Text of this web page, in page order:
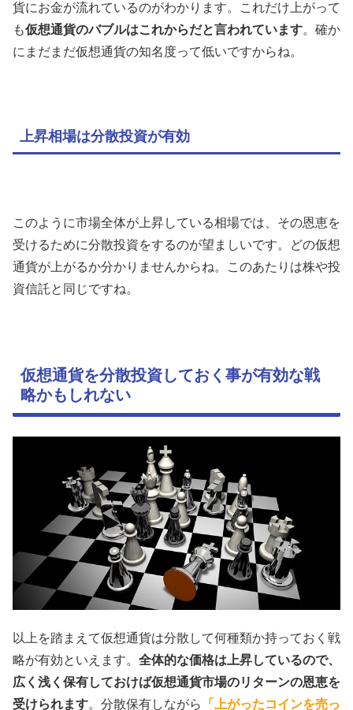
貨にお金が流れているのがわかります。これだけ上がって
も仮想通貨のバブルはこれからだと言われています。確か
にまだまだ仮想通貨の知名度って低いですからね。
上昇相場は分散投資が有効
このように市場全体が上昇している相場では、その恩恵を
受けるために分散投資をするのが望ましいです。どの仮想
通貨が上がるか分かりませんからね。このあたりは株や投
資信託と同じですね。
仮想通貨を分散投資しておく事が有効な戦
略かもしれない
以上を踏まえて仮想通貨は分散して何種類か持っておく戦
略が有効といえます。 全体的な価格は上昇しているので、
広く浅く保有しておけば仮想通貨市場のリターンの恩恵を
受けられます。分散保有しながら 「上がったコインを売っ